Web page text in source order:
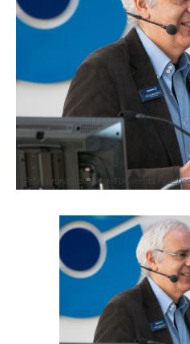
Prof. Bruno Siciliano dell’Università